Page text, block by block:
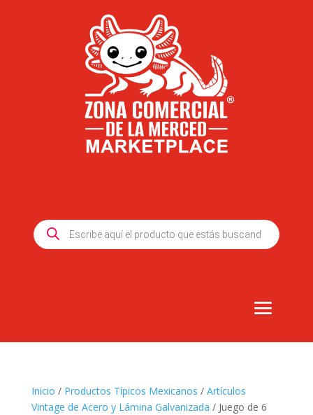
Products
search
Inicio / Productos Típicos Mexicanos / Artículos
Vintage de Acero y Lámina Galvanizada / Juego de 6